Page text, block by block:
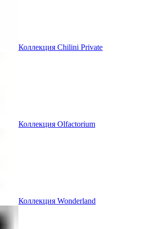
Коллекция Chilini Private
Коллекция Olfactorium
Коллекция Wonderland